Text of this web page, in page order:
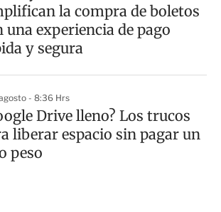
la compra de boletos
una experiencia de pago
y segura
- 8:36 Hrs
Drive lleno? Los trucos
liberar espacio sin pagar un
peso